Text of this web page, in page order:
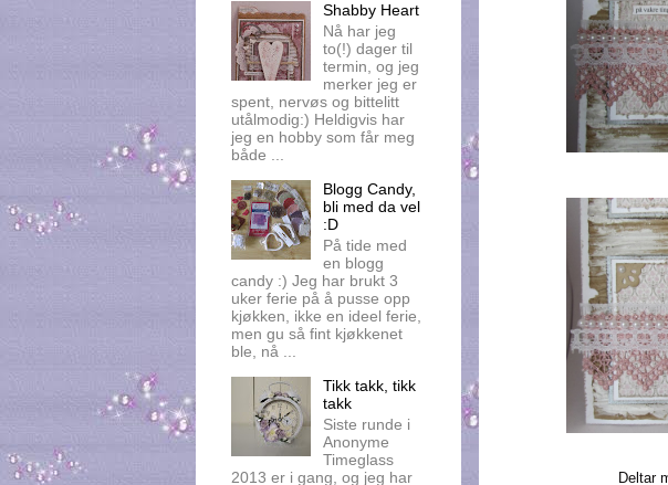
Deltar
Shabby Heart
Nå har jeg
to(!) dager til
termin, og jeg
merker jeg er
spent, nervøs og bittelitt
utålmodig:) Heldigvis har
jeg en hobby som får meg
både ...
Blogg Candy,
bli med da vel
:D
På tide med
en blogg
candy :) Jeg har brukt 3
uker ferie på å pusse opp
kjøkken, ikke en ideel ferie,
men gu så fint kjøkkenet
ble, nå ...
Tikk takk, tikk
takk
Siste runde i
Anonyme
Timeglass
2013 er i gang, og jeg har